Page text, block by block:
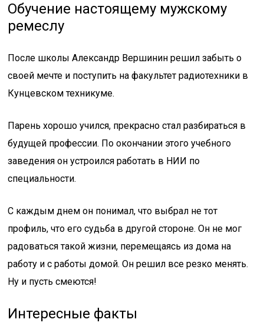
Обучение настоящему мужскому
ремеслу
После школы Александр Вершинин решил забыть о
своей мечте и поступить на факультет радиотехники в
Кунцевском техникуме.
Парень хорошо учился, прекрасно стал разбираться в
будущей профессии. По окончании этого учебного
заведения он устроился работать в НИИ по
специальности.
С каждым днем он понимал, что выбрал не тот
профиль, что его судьба в другой стороне. Он не мог
радоваться такой жизни, перемещаясь из дома на
работу и с работы домой. Он решил все резко менять.
Ну и пусть смеются!
Интересные факты